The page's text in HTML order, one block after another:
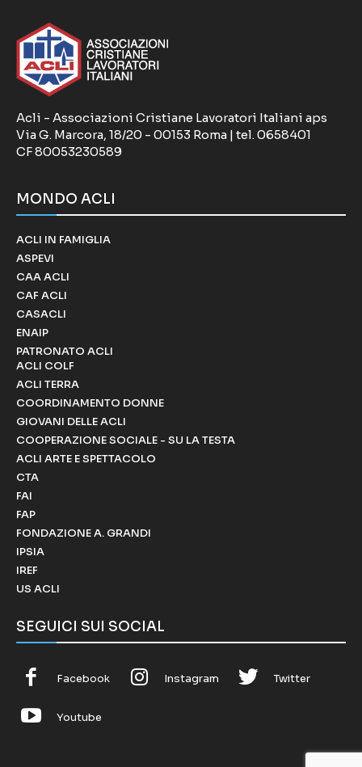
Acli - Associazioni Cristiane Lavoratori Italiani aps
Via G. Marcora, 18/20 - 00153 Roma | tel. 0658401
CF 80053230589
MONDO ACLI
ACLI IN FAMIGLIA
ASPEVI
CAA ACLI
CAF ACLI
CASACLI
ENAIP
PATRONATO ACLI
ACLI COLF
ACLI TERRA
COORDINAMENTO DONNE
GIOVANI DELLE ACLI
COOPERAZIONE SOCIALE - SU LA TESTA
ACLI ARTE E SPETTACOLO
CTA
FAI
FAP
FONDAZIONE A. GRANDI
IPSIA
IREF
US ACLI
SEGUICI SUI SOCIAL
Facebook Instagram Twitter
Youtube